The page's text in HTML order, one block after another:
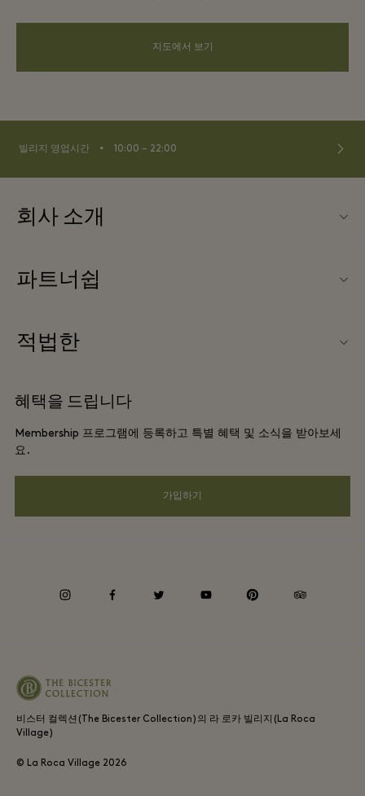
지도에서 보기
빌리지 영업시간 ⬩ 10:00 – 22:00
회사 소개
La Roca Village (라 로카 빌리지) 소개
앱 다운로드
Gift Card
FAQ
파트너쉽
파트너가되다
적법한
프리빌리지 약관
프라이버시 공지
Average supplier payment period
혜택을 드립니다
Membership 프로그램에 등록하고 특별 혜택 및 소식을 받아보세
요.
가입하기
비스터 컬렉션(The Bicester Collection)의 라 로카 빌리지(La Roca
Village)
© La Roca Village 2026
instagramfacebooktwitter youtube pinterest tripadvisor